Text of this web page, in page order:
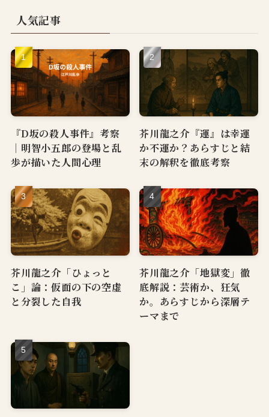
人気記事
『D坂の殺人事件』考察
｜明智小五郎の登場と乱
歩が描いた人間心理
芥川龍之介『運』は幸運
か不運か？あらすじと結
末の解釈を徹底考察
芥川龍之介「ひょっと
こ」論：仮面の下の空虚
と分裂した自我
芥川龍之介「地獄変」徹
底解説：芸術か、狂気
か。あらすじから深層テ
ーマまで